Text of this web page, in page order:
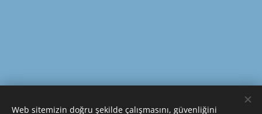
Web sitemizin doğru şekilde çalışmasını, güvenliğini